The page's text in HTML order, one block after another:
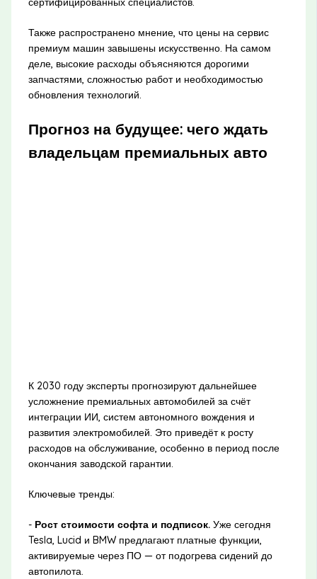
Также распространено мнение, что цены на сервис
премиум машин завышены искусственно. На самом
деле, высокие расходы объясняются дорогими
запчастями, сложностью работ и необходимостью
обновления технологий.
Прогноз на будущее: чего ждать
владельцам премиальных авто
К 2030 году эксперты прогнозируют дальнейшее
усложнение премиальных автомобилей за счёт
интеграции ИИ, систем автономного вождения и
развития электромобилей. Это приведёт к росту
расходов на обслуживание, особенно в период после
окончания заводской гарантии.
Ключевые тренды:
- Рост стоимости софта и подписок.Уже сегодня
Tesla, Lucid и BMW предлагают платные функции,
активируемые через ПО — от подогрева сидений до
автопилота.